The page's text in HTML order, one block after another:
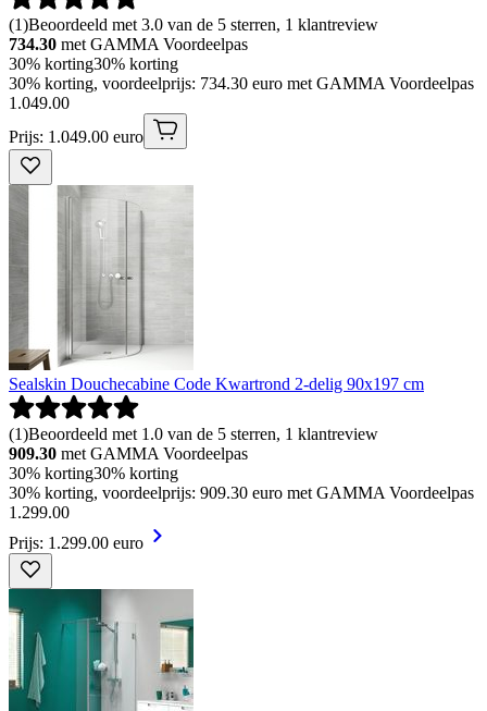
(1)Beoordeeld met 3.0 van de 5 sterren, 1 klantreview
734.30 met GAMMA Voordeelpas
30% korting30% korting
30% korting, voordeelprijs: 734.30 euro met GAMMA Voordeelpas
1 .049.00
Prijs: 1.049.00 euro
Sealskin Douchecabine Code Kwartrond 2-delig 90x197 cm
(1)Beoordeeld met 1.0 van de 5 sterren, 1 klantreview
909.30 met GAMMA Voordeelpas
30% korting30% korting
30% korting, voordeelprijs: 909.30 euro met GAMMA Voordeelpas
1 .299.00
Prijs: 1.299.00 euro